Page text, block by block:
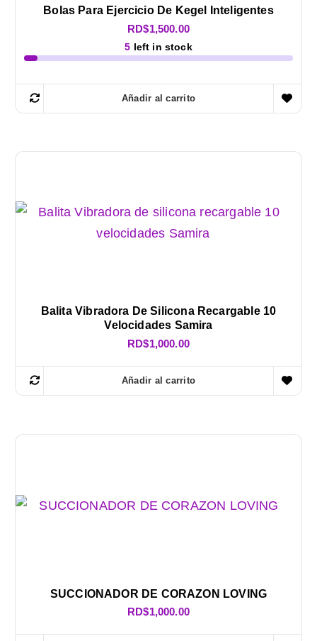
Bolas Para Ejercicio De Kegel Inteligentes
RD$1,500.00
5 left in stock
Añadir al carrito
Balita Vibradora De Silicona Recargable 10
Velocidades Samira
RD$1,000.00
Añadir al carrito
SUCCIONADOR DE CORAZON LOVING
RD$1,000.00